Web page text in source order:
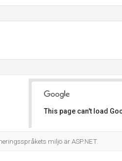
This page can't load
miljö är ASP.NET.